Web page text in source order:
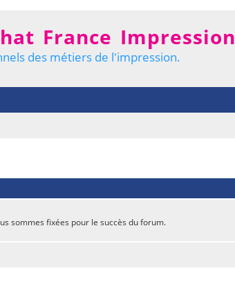
France Impression
des métiers de l'impression.
sommes fixées pour le succès du forum.